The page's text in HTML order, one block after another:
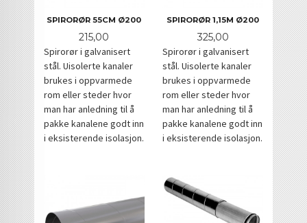
SPIRORØR 55CM Ø200
Pris
215,00
Spirorør i galvanisert
stål. Uisolerte kanaler
brukes i oppvarmede
rom eller steder hvor
man har anledning til å
pakke kanalene godt inn
i eksisterende isolasjon.
SPIRORØR 1,15M Ø200
Pris
325,00
Spirorør i galvanisert
stål. Uisolerte kanaler
brukes i oppvarmede
rom eller steder hvor
man har anledning til å
pakke kanalene godt inn
i eksisterende isolasjon.